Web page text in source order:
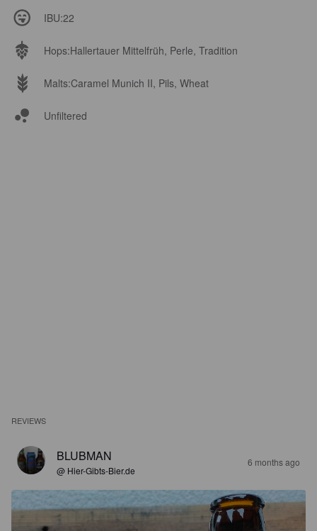
IBU:22
Hops:Hallertauer Mittelfrüh, Perle, Tradition
Malts:Caramel Munich II, Pils, Wheat
Unfiltered
REVIEWS
BLUBMAN
@ Hier-Gibts-Bier.de
6 months ago